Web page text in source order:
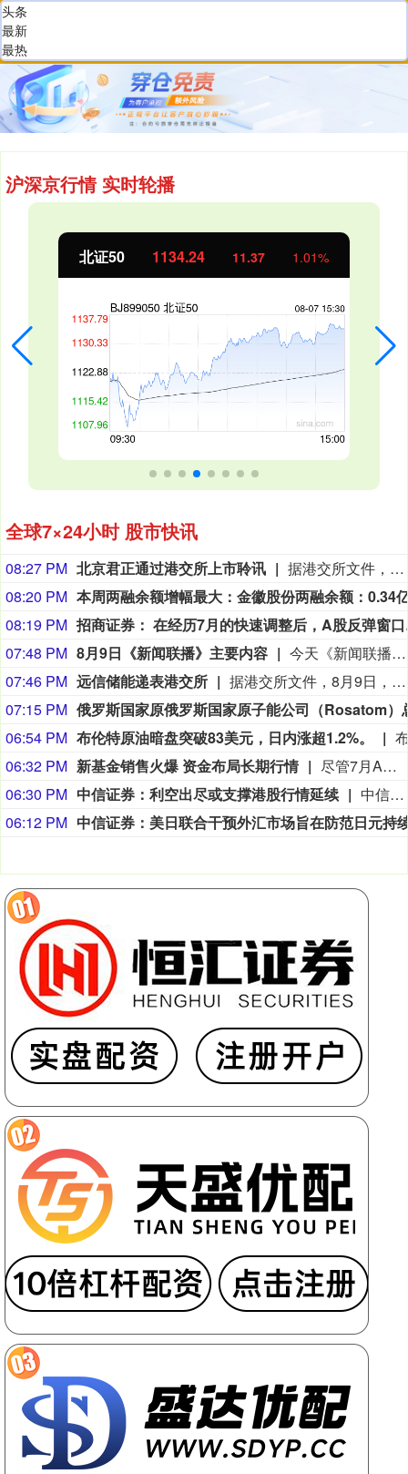
沪深京行情 实时轮播
北证50 1134.24 11.37 1.01%
全球7×24小时 股市快讯
08:27 PM 北京君正通过港交所上市聆讯
据港交所文件，8月9日，北京君正集成电路股份有限公司更新聆讯后资料集，意味着该公司港交所IPO通过聆讯。
08:20 PM
08:19 PM
招商
07:48 PM 8月9日《新闻联播》主要内容
今天《新闻联播》主要内容有：1.【新思想引领新征程】丰收背后的“稳”与“进”； 2.我国加快推进算力网建设； 3.我国加强对基础研究的长期稳定支持； 4.台风“白海豚”登陆 各地各部门全力应对； 5.7月份居民消费价格指数保持温和上涨； 6.我国加快自然资源“一张图”平台建设； 7.我国生态修复治理取得新成效； 8.【文化中国行】平遥古城活态保护焕发新光彩； 9.国内联播快讯： （1）我国地热资源直接利用规模稳居世界首位； （2）7月下旬全国在田蔬菜面积1.06亿亩 供应充足； （3）我国渤海首个千亿方大气田一期开发项目全面投产； （4）2026“百县对百校促就业行动”校地人才供需对接会举行； （5）第16届全国残疾人健身周活动启动； （6）《2026中国AI盛典》今晚总台央视综合频道播出； 10.伊朗称在美国接受其条件前不会重新开放霍尔木兹海峡： （1）伊媒称有证据显示 美军在对伊朗的军事行动中使用含磷弹药； （2）美媒称美“爱国者”导弹库存不足1700枚； 11.加拿大不列颠哥伦比亚省因林火快速蔓延进入紧急状态 大批居民撤离 美犹他州两处林火仍失控 消防直升机坠毁致两人死亡； 12.国际联播快讯： （1）俄驻日大使称日本谋“核”将招致反制； （2）保加利亚称境内爆炸无人机或来自乌克兰； （3）台风“白海豚”在日本和菲律宾引发灾情； （4）意大利埃特纳火山喷发影响机场航班。
07:46 PM 远信储能递表港交所
据港交所文件，8月9日，深圳市远信储能技术股份有限公司向港交所提交上市申请书，独家保荐人为招银国际。
07:15 PM
06:54 PM 布伦特原油暗盘突破83美元，日内涨超1.2%。
06:32 PM 新基金销售火爆 资金布局长期行情
尽管7月A股市场调整，但新发基金市场却呈现出冷暖反差，多只主动权益新品募集成绩亮眼。普通投资者踊跃认购新基金的背后，是不少基金经理对于当前科技行情长周期属性的深度研判，公募普遍判断AI产业浪潮不是短期主题炒作，科技浪潮的演绎周期也远不止半年。
06:30 PM 中信证券：利空出尽或支撑港股行情延续
中信证券研报指出，近一个月恒生综指迎来业绩预期反转，中报超预期与利好预告推动全年盈利上修；而恒科指数受制于乘用车盈利分化及头部互联网平台资本开支扩张对短期利润率的压制，预期修复相对滞后。行业上，医疗保健（CXO与制药龙头驱动）、金融（券商资管与保险）、公用事业及周期运输景气上行；消费、地产及资讯科技预期遭下调。交易层面呈现资金回补超跌低位板块与交易高景气业绩动能的“双管齐下”特征。面对财报密集披露期与海内外宏观扰动，配置建议维持“红利防守+成长弹性”杠铃策略：防守端锁定高股息、低β“类债”资产；进攻端聚焦互联网巨头、双向资金加仓的机器人与生物科技，以及技术硬件与AI应用，兼顾创新药及工业金属的催化布局。
06:12 PM
山
西
头条
最新
最热